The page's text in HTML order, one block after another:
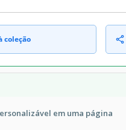
coleção
em uma página